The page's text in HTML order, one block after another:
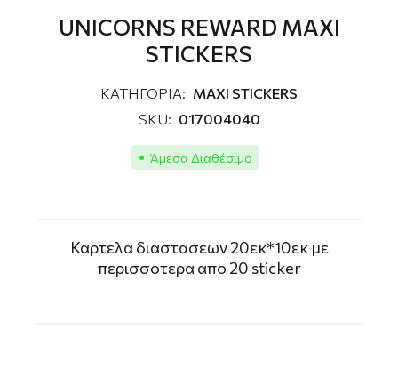
UNICORNS REWARD MAXI
STICKERS
ΚΑΤΗΓΟΡΙΑ: MAXI STICKERS
SKU: 017004040
Άμεσα Διαθέσιμο
Καρτελα διαστασεων 20εκ*10εκ με
περισσοτερα απο 20 sticker